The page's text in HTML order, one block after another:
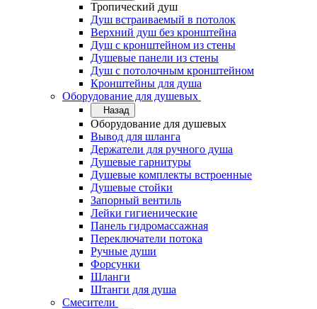
Тропический душ
Душ встраиваемый в потолок
Верхний душ без кронштейна
Душ с кронштейном из стены
Душевые панели из стены
Душ с потолочным кронштейном
Кронштейны для душа
Оборудование для душевых
Назад
Оборудование для душевых
Вывод для шланга
Держатели для ручного душа
Душевые гарнитуры
Душевые комплекты встроенные
Душевые стойки
Запорный вентиль
Лейки гигиенические
Панель гидромассажная
Переключатели потока
Ручные души
Форсунки
Шланги
Штанги для душа
Смесители